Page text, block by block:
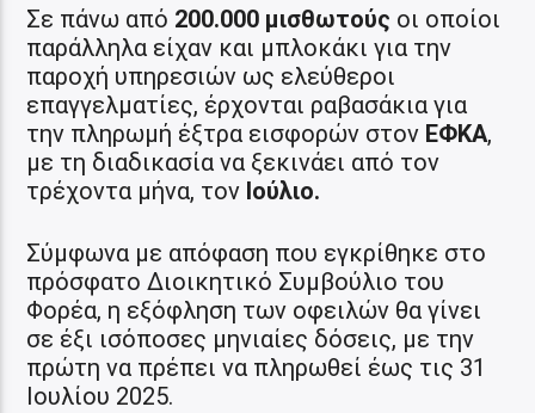
Σε πάνω από 200.000 μισθωτούς οι οποίοι
παράλληλα είχαν και μπλοκάκι για την
παροχή υπηρεσιών ως ελεύθεροι
επαγγελματίες, έρχονται ραβασάκια για
την πληρωμή έξτρα εισφορών στον ΕΦΚΑ,
με τη διαδικασία να ξεκινάει από τον
τρέχοντα μήνα, τον Ιούλιο.
Σύμφωνα με απόφαση που εγκρίθηκε στο
πρόσφατο Διοικητικό Συμβούλιο του
Φορέα, η εξόφληση των οφειλών θα γίνει
σε έξι ισόποσες μηνιαίες δόσεις, με την
πρώτη να πρέπει να πληρωθεί έως τις 31
Ιουλίου 2025.